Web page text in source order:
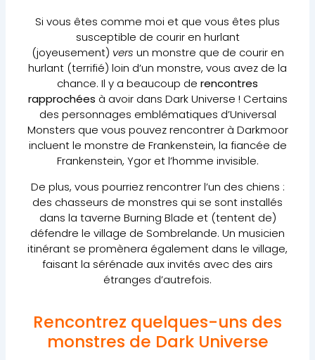
Si vous êtes comme moi et que vous êtes plus
susceptible de courir en hurlant
(joyeusement) vers un monstre que de courir en
hurlant (terrifié) loin d’un monstre, vous avez de la
chance. Il y a beaucoup de rencontres
rapprochées à avoir dans Dark Universe ! Certains
des personnages emblématiques d’Universal
Monsters que vous pouvez rencontrer à Darkmoor
incluent le monstre de Frankenstein, la fiancée de
Frankenstein, Ygor et l’homme invisible.
De plus, vous pourriez rencontrer l’un des chiens :
des chasseurs de monstres qui se sont installés
dans la taverne Burning Blade et (tentent de)
défendre le village de Sombrelande. Un musicien
itinérant se promènera également dans le village,
faisant la sérénade aux invités avec des airs
étranges d’autrefois.
Rencontrez quelques-uns des
monstres de Dark Universe